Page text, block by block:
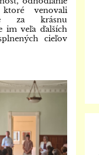
venovali
za krásnu
im veľa ďalších
cieľov